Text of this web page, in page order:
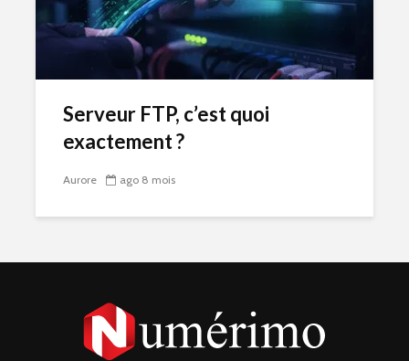
Serveur FTP, c’est quoi
exactement ?
Aurore ago 8 mois